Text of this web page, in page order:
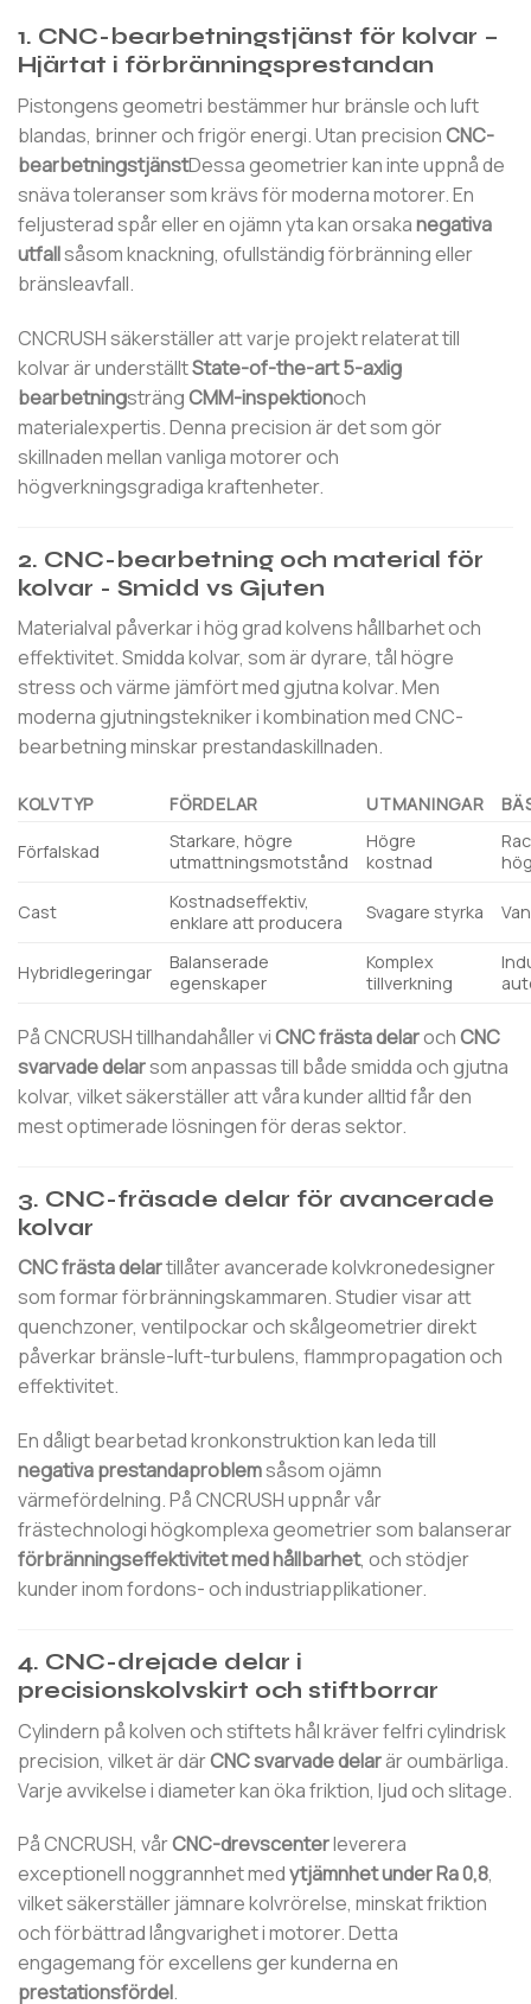
1. CNC-bearbetningstjänst för kolvar –
Hjärtat i förbränningsprestandan
Pistongens geometri bestämmer hur bränsle och luft
blandas, brinner och frigör energi. Utan precisionCNC-
bearbetningstjänstDessa geometrier kan inte uppnå de
snäva toleranser som krävs för moderna motorer. En
feljusterad spår eller en ojämn yta kan orsakanegativa
utfallsåsom knackning, ofullständig förbränning eller
bränsleavfall.
CNCRUSH säkerställer att varje projekt relaterat till
kolvar är underställtState-of-the-art 5-axlig
bearbetningsträngCMM-inspektionoch
materialexpertis. Denna precision är det som gör
skillnaden mellan vanliga motorer och
högverkningsgradiga kraftenheter.
2. CNC-bearbetning och material för
kolvar - Smidd vs Gjuten
Materialval påverkar i hög grad kolvens hållbarhet och
effektivitet. Smidda kolvar, som är dyrare, tål högre
stress och värme jämfört med gjutna kolvar. Men
moderna gjutningstekniker i kombination med CNC-
bearbetning minskar prestandaskillnaden.
KOLVTYP FÖRDELAR UTMANINGAR
Förfalskad
Starkare, högre
utmattningsmotstånd
Högre
kostnad
Cast
Kostnadseffektiv,
enklare att producera
Svagare styrka
Hybridlegeringar
Balanserade
egenskaper
Komplex
tillverkning
På CNCRUSH tillhandahåller viCNC frästa delarochCNC
svarvade delarsom anpassas till både smidda och gjutna
kolvar, vilket säkerställer att våra kunder alltid får den
mest optimerade lösningen för deras sektor.
3. CNC-fräsade delar för avancerade
kolvar
CNC frästa delartillåter avancerade kolvkronedesigner
som formar förbränningskammaren. Studier visar att
quenchzoner, ventilpockar och skålgeometrier direkt
påverkar bränsle-luft-turbulens, flammpropagation och
effektivitet.
En dåligt bearbetad kronkonstruktion kan leda till
negativa prestandaproblemsåsom ojämn
värmefördelning. På CNCRUSH uppnår vår
frästechnologi högkomplexa geometrier som balanserar
förbränningseffektivitet med hållbarhet, och stödjer
kunder inom fordons- och industriapplikationer.
4. CNC-drejade delar i
precisionskolvskirt och stiftborrar
Cylindern på kolven och stiftets hål kräver felfri cylindrisk
precision, vilket är därCNC svarvade delarär oumbärliga.
Varje avvikelse i diameter kan öka friktion, ljud och slitage.
På CNCRUSH, vårCNC-drevscenterleverera
exceptionell noggrannhet medytjämnhet under Ra 0,8,
vilket säkerställer jämnare kolvrörelse, minskat friktion
och förbättrad långvarighet i motorer. Detta
engagemang för excellens ger kunderna en
prestationsfördel.